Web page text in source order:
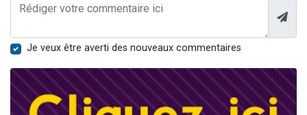
Je veux être averti des nouveaux commentaires